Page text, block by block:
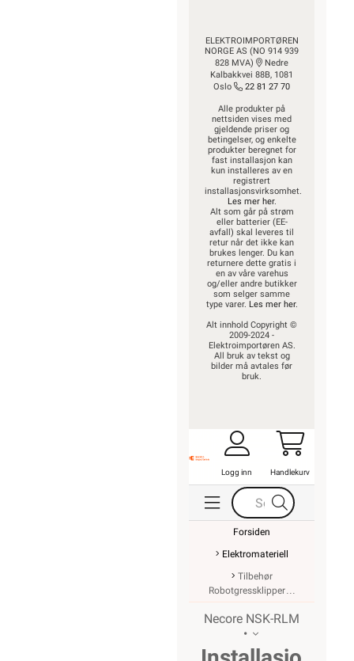
ELEKTROIMPORTØREN
NORGE AS (NO 914 939
828 MVA)
Nedre
Kalbakkvei 88B, 1081
Oslo
22 81 27 70
Alle produkter på
nettsiden vises med
gjeldende priser og
betingelser, og enkelte
produkter beregnet for
fast installasjon kan
kun installeres av en
registrert
installasjonsvirksomhet.
Les mer her.
Alt som går på strøm
eller batterier (EE-
avfall) skal leveres til
retur når det ikke kan
brukes lenger. Du kan
returnere dette gratis i
en av våre varehus
og/eller andre butikker
som selger samme
type varer. Les mer her.
Alt innhold Copyright ©
2009-2024 -
Elektroimportøren AS.
All bruk av tekst og
bilder må avtales før
bruk.
Logg inn Handlekurv
Forsiden
Elektromateriell
Tilbehør
Robotgressklipper
Necore NSK-RLM
•